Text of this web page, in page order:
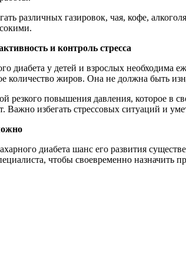
различных газировок, чая, кофе,
и контроль стресса
диабета у детей и взрослых необходима
количество жиров. Она не должна быть
резкого повышения давления, которое в
Важно избегать стрессовых ситуаций и
диабета шанс его развития
чтобы своевременно назначить